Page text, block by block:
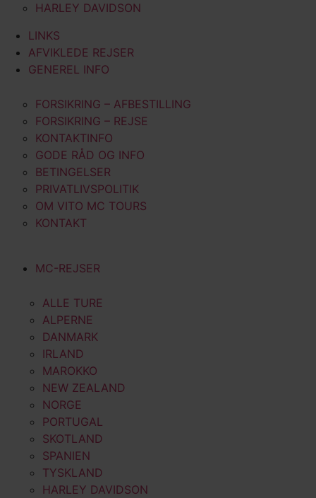
HARLEY DAVIDSON
LINKS
AFVIKLEDE REJSER
GENEREL INFO
FORSIKRING – AFBESTILLING
FORSIKRING – REJSE
KONTAKTINFO
GODE RÅD OG INFO
BETINGELSER
PRIVATLIVSPOLITIK
OM VITO MC TOURS
KONTAKT
MC-REJSER
ALLE TURE
ALPERNE
DANMARK
IRLAND
MAROKKO
NEW ZEALAND
NORGE
PORTUGAL
SKOTLAND
SPANIEN
TYSKLAND
HARLEY DAVIDSON